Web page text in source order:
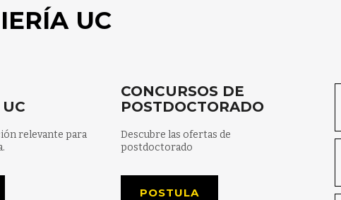
UC
relevante para
CONCURSOS DE
POSTDOCTORADO
Descubre las ofertas de
postdoctorado
POSTULA